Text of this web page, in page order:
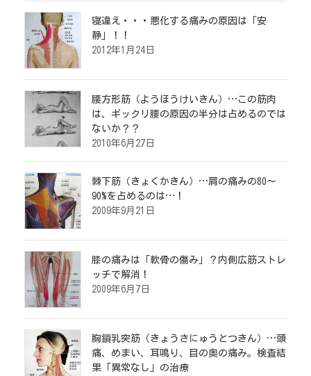
寝違え・・・悪化する痛みの原因は「安
静」！！
2012年1月24日
腰方形筋（ようほうけいきん）…この筋肉
は、ギックリ腰の原因の半分は占めるのでは
ないか？？
2010年6月27日
棘下筋（きょくかきん）…肩の痛みの80～
90%を占めるのは…！
2009年9月21日
膝の痛みは「軟骨の傷み」？内側広筋ストレ
ッチで解消！
2009年6月7日
胸鎖乳突筋（きょうさにゅうとつきん）…頭
痛、めまい、耳鳴り、目の奥の痛み。検査結
果「異常なし」の治療